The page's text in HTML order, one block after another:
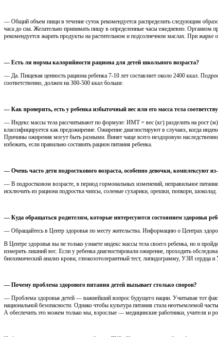
— Общий объем пищи в течение суток рекомендуется распределить следующим
часа до сна. Желательно принимать пищу в определенные часы ежедневно. Организм
рекомендуется жарить продукты на растительном и подсолнечном маслах. При жарке
— Есть ли нормы калорийности рациона для детей школьного возраста?
— Да. Пищевая ценность рациона ребенка 7-10 лет составляет около 2400 ккал.
соответственно, должен на 300-500 ккал больше.
— Как проверить, есть у ребенка избыточный вес или его масса тела
— Индекс массы тела рассчитывают по формуле: ИМТ = вес (кг) разделить на рост (м)
классифицируется как предожирение. Ожирение диагностируют в случаях, когда
Причины ожирения могут быть разными. Винят чаще всего нездоровую
избежать, если правильно составить рацион питания ребенка.
— Очень часто дети подросткового возраста, особенно девочки, комплексуют
— В подростковом возрасте, в период гормональных изменений, неправильное
исключить из рациона подростка чипсы, соленые сухарики, орешки, попкорн, шоколад.
— Куда обращаться родителям, которые интересуются состоянием здоровья
— Обращайтесь в Центр здоровья по месту жительства. Информацию о Центрах
В Центре здоровья вы не только узнаете индекс массы тела своего ребенка, но и
измерить лишний вес. Если у ребенка диагностировали ожирение, проходить
биохимический анализ крови, глюкозотолерантный тест, липидограмму, УЗИ сердца
— Почему проблема здорового питания детей вызывает столько споров?
— Проблема здоровья детей — важнейший вопрос будущего нации. Учитывая тот
национальной безопасности. Однако чтобы культура питания стала неотъемлемой
А обеспечить это можем только мы, взрослые — медицинские работники, учителя и